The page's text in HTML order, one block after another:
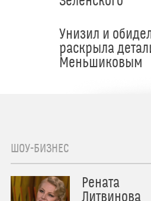
Унизил и
раскрыла
Меньшиковым
ШОУ-БИЗНЕС
Рената
Литвинова